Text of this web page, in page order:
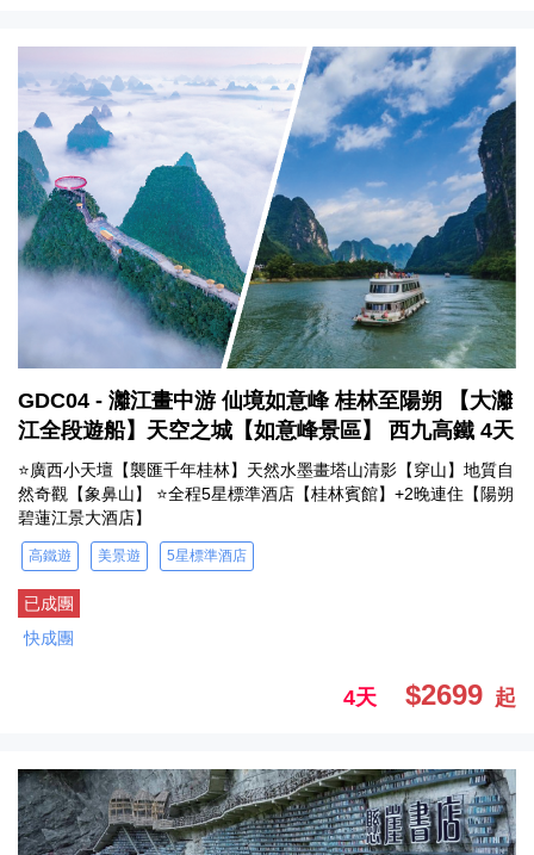
GDC04 - 灕江畫中游 仙境如意峰 桂林至陽朔 【大灕
江全段遊船】天空之城【如意峰景區】 西九高鐵 4天
⭐廣西小天壇【襲匯千年桂林】天然水墨畫塔山清影【穿山】地質自
然奇觀【象鼻山】 ⭐全程5星標準酒店【桂林賓館】+2晚連住【陽朔
碧蓮江景大酒店】
高鐵遊 美景遊 5星標準酒店
已成團
快成團
4天 $2699 起